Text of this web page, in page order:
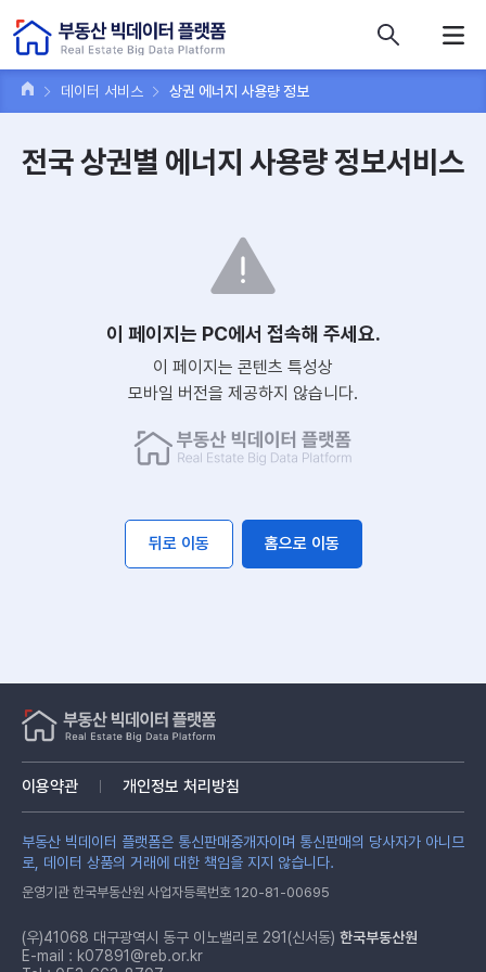
데이터 서비스 상권 에너지 사용량 정보
전국 상권별 에너지 사용량 정보서비스
이 페이지는 PC에서 접속해 주세요.
이 페이지는 콘텐츠 특성상
모바일 버전을 제공하지 않습니다.
뒤로 이동 홈으로 이동
이용약관 개인정보 처리방침
부동산 빅데이터 플랫폼은 통신판매중개자이며 통신판매의 당사자가 아니므
로, 데이터 상품의 거래에 대한 책임을 지지 않습니다.
운영기관 한국부동산원 사업자등록번호 120-81-00695
(우)41068 대구광역시 동구 이노밸리로 291(신서동) 한국부동산원
E-mail : k07891@reb.or.kr